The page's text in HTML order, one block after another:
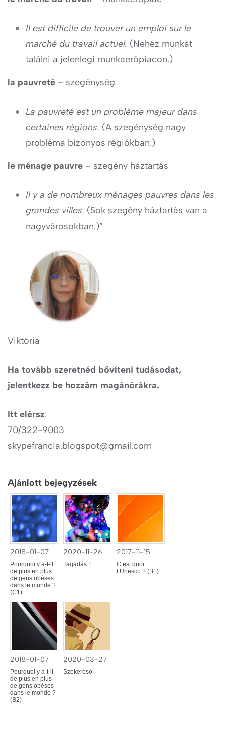
Il est difficile de trouver un emploi sur le
marché du travail actuel. (Nehéz munkát
találni a jelenlegi munkaerőpiacon.)
la pauvreté – szegénység
La pauvreté est un problème majeur dans
certaines régions. (A szegénység nagy
probléma bizonyos régiókban.)
le ménage pauvre – szegény háztartás
Il y a de nombreux ménages pauvres dans les
grandes villes. (Sok szegény háztartás van a
nagyvárosokban.)”
Viktória
Ha tovább szeretnéd bővíteni tudásodat,
jelentkezz be hozzám magánórákra.
Itt elérsz:
70/322-9003
skypefrancia.blogspot@gmail.com
Ajánlott bejegyzések
2018-01-07
Pourquoi y a-t-il
de plus en plus
de gens obèses
dans le monde ?
(C1)
2020-11-26
Tagadás 1
2017-11-15
C’est quoi
l’Unesco ? (B1)
2018-01-07
Pourquoi y a-t-il
de plus en plus
de gens obèses
dans le monde ?
(B2)
2020-03-27
Szókereső